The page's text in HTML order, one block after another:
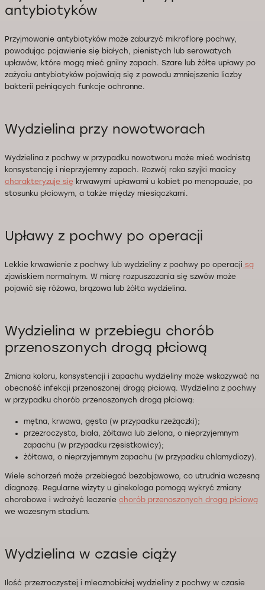
antybiotyków
Przyjmowanie antybiotyków może zaburzyć mikroflorę pochwy,
powodując pojawienie się białych, pienistych lub serowatych
upławów, które mogą mieć gnilny zapach. Szare lub żółte upławy po
zażyciu antybiotyków pojawiają się z powodu zmniejszenia liczby
bakterii pełniących funkcje ochronne.
Wydzielina przy nowotworach
Wydzielina z pochwy w przypadku nowotworu może mieć wodnistą
konsystencję i nieprzyjemny zapach. Rozwój raka szyjki macicy
charakteryzuje się krwawymi upławami u kobiet po menopauzie, po
stosunku płciowym, a także między miesiączkami.
Upławy z pochwy po operacji
Lekkie krwawienie z pochwy lub wydzieliny z pochwy po operacji są
zjawiskiem normalnym. W miarę rozpuszczania się szwów może
pojawić się różowa, brązowa lub żółta wydzielina.
Wydzielina w przebiegu chorób
przenoszonych drogą płciową
Zmiana koloru, konsystencji i zapachu wydzieliny może wskazywać na
obecność infekcji przenoszonej drogą płciową. Wydzielina z pochwy
w przypadku chorób przenoszonych drogą płciową:
mętna, krwawa, gęsta (w przypadku rzeżączki);
przezroczysta, biała, żółtawa lub zielona, o nieprzyjemnym
zapachu (w przypadku rzęsistkowicy);
żółtawa, o nieprzyjemnym zapachu (w przypadku chlamydiozy).
Wiele schorzeń może przebiegać bezobjawowo, co utrudnia wczesną
diagnozę. Regularne wizyty u ginekologa pomogą wykryć zmiany
chorobowe i wdrożyć leczenie chorób przenoszonych drogą płciową
we wczesnym stadium.
Wydzielina w czasie ciąży
Ilość przezroczystej i mlecznobiałej wydzieliny z pochwy w czasie